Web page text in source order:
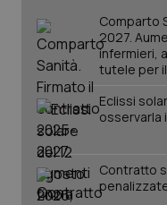
Comparto
2027.
infermieri,
tutele per
Eclissi
osservarla
Contratto
PHPSESSID